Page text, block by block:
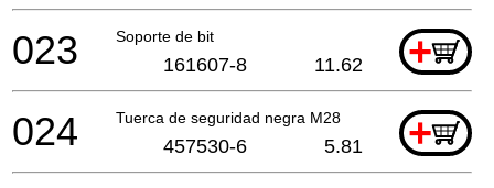
Soporte de bit +
023 161607-8 11.62
Tuerca de seguridad negra M28 +
024 457530-6 5.81